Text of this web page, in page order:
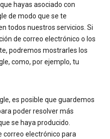
hayas asociado con
de modo que se te
todos nuestros servicios. Si
de correo electrónico o los
podremos mostrarles los
como, por ejemplo, tu
es posible que guardemos
poder resolver más
se haya producido.
correo electrónico para